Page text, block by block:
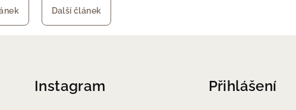
Další článek
Instagram Přihlášení